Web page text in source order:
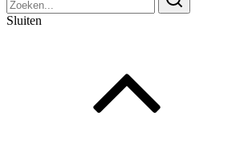
naar:
Sluiten